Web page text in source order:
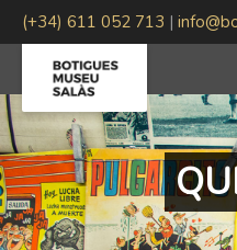
(+34) 611 052 713 |
#BotiguesMuseuSalas